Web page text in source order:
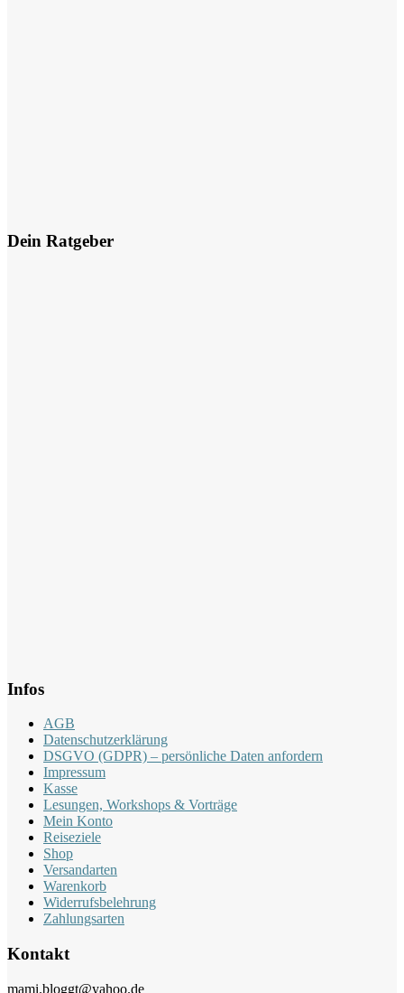
Dein Ratgeber
Infos
AGB
Datenschutzerklärung
DSGVO (GDPR) – persönliche Daten anfordern
Impressum
Kasse
Lesungen, Workshops & Vorträge
Mein Konto
Reiseziele
Shop
Versandarten
Warenkorb
Widerrufsbelehrung
Zahlungsarten
Kontakt
mami.bloggt@yahoo.de